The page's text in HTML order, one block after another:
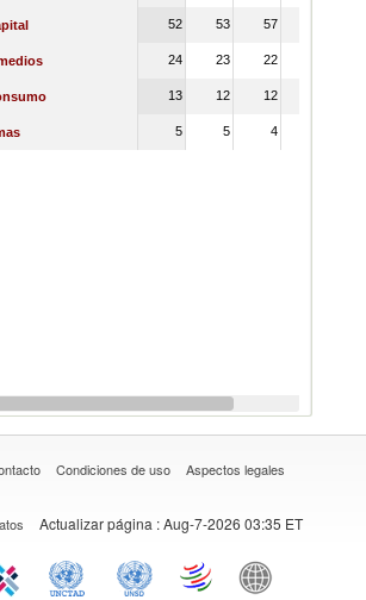
52 53 57
24 23 22
13 12 12
5 5 4
Condiciones de uso Aspectos legales
Actualizar página : Aug-7-2026 03:35 ET